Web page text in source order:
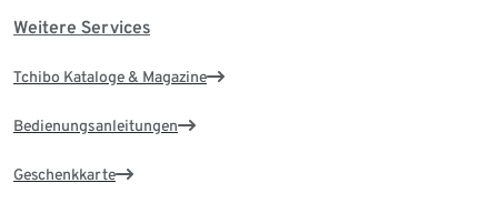
Weitere Services
Tchibo Kataloge & Magazine
Bedienungsanleitungen
Geschenkkarte